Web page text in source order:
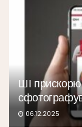
ШІ
06.12.2025